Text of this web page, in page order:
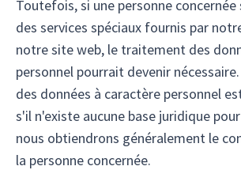
Toutefois, si une personne
des services spéciaux fournis par
notre site web, le traitement des
personnel pourrait devenir
des données à caractère personnel
s'il n'existe aucune base juridique
nous obtiendrons généralement le
la personne concernée.